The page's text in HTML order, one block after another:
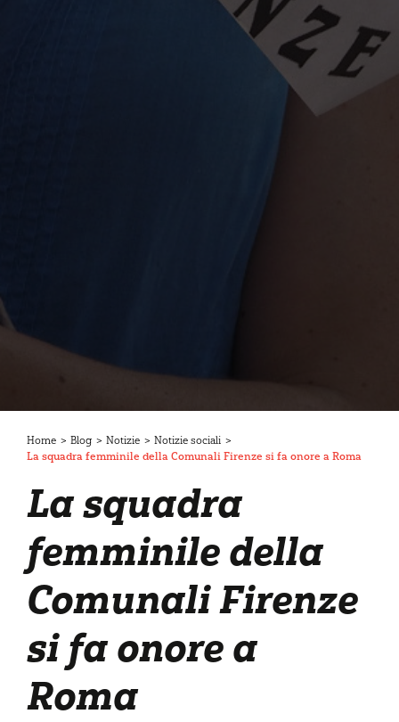
Home > Blog > Notizie > Notizie sociali >
La squadra femminile della Comunali Firenze si fa onore a Roma
La squadra
femminile della
Comunali Firenze
si fa onore a
Roma